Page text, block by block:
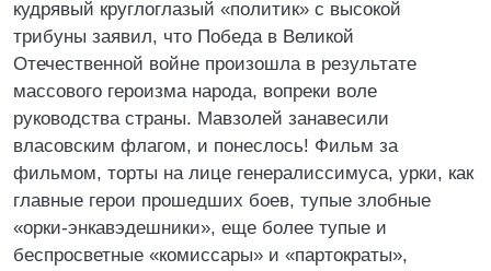
кудрявый круглоглазый «политик» с высокой
трибуны заявил, что Победа в Великой
Отечественной войне произошла в результате
массового героизма народа, вопреки воле
руководства страны. Мавзолей занавесили
власовским флагом, и понеслось! Фильм за
фильмом, торты на лице генералиссимуса, урки, как
главные герои прошедших боев, тупые злобные
«орки-энкавэдешники», еще более тупые и
беспросветные «комиссары» и «партократы»,